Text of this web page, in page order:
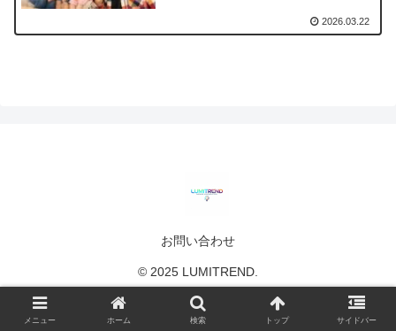
2026.03.22
お問い合わせ
© 2025 LUMITREND.
メニュー ホーム 検索 トップ サイドバー